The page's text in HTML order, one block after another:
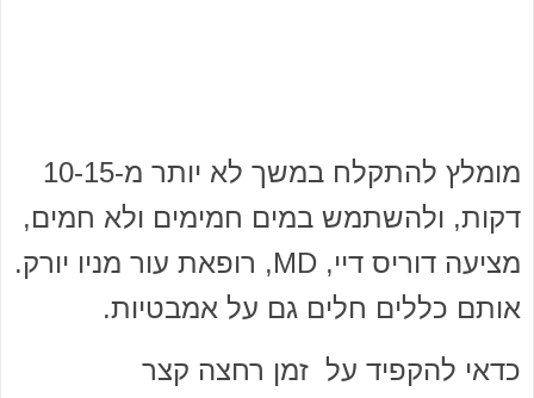
מומלץ להתקלח במשך לא יותר מ-10-15
דקות, ולהשתמש במים חמימים ולא חמים,
מציעה דוריס דיי, MD, רופאת עור מניו יורק.
אותם כללים חלים גם על אמבטיות.
כדאי להקפיד על זמן רחצה קצר